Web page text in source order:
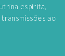
espírita,
transmissões ao